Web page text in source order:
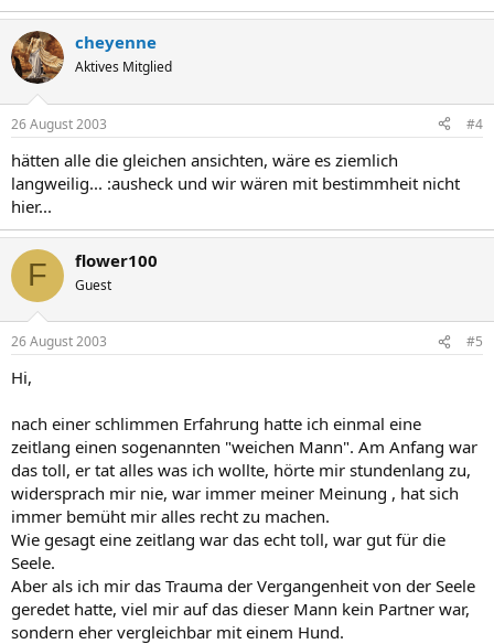
cheyenne
Aktives Mitglied
26 August 2003 #4
hätten alle die gleichen ansichten, wäre es ziemlich
langweilig... :ausheck und wir wären mit bestimmheit nicht
hier...
F flower100
Guest
26 August 2003 #5
Hi,
nach einer schlimmen Erfahrung hatte ich einmal eine
zeitlang einen sogenannten "weichen Mann". Am Anfang war
das toll, er tat alles was ich wollte, hörte mir stundenlang zu,
widersprach mir nie, war immer meiner Meinung , hat sich
immer bemüht mir alles recht zu machen.
Wie gesagt eine zeitlang war das echt toll, war gut für die
Seele.
Aber als ich mir das Trauma der Vergangenheit von der Seele
geredet hatte, viel mir auf das dieser Mann kein Partner war,
sondern eher vergleichbar mit einem Hund.